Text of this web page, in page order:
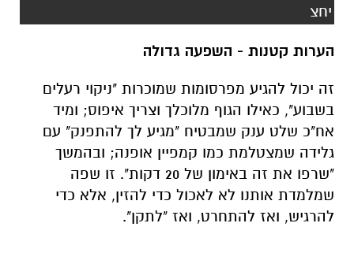
יחצ
הערות קטנות - השפעה גדולה
זה יכול להגיע מפרסומות שמוכרות "ניקוי רעלים
בשבוע", כאילו הגוף מלוכלך וצריך איפוס; ומיד
אח"כ שלט ענק שמבטיח "מגיע לך להתפנק" עם
גלידה שמצטלמת כמו קמפיין אופנה; ובהמשך
"שרפו את זה באימון של 20 דקות". זו שפה
שמלמדת אותנו לא לאכול כדי להזין, אלא כדי
להרגיש, ואז להתחרט, ואז "לתקן".